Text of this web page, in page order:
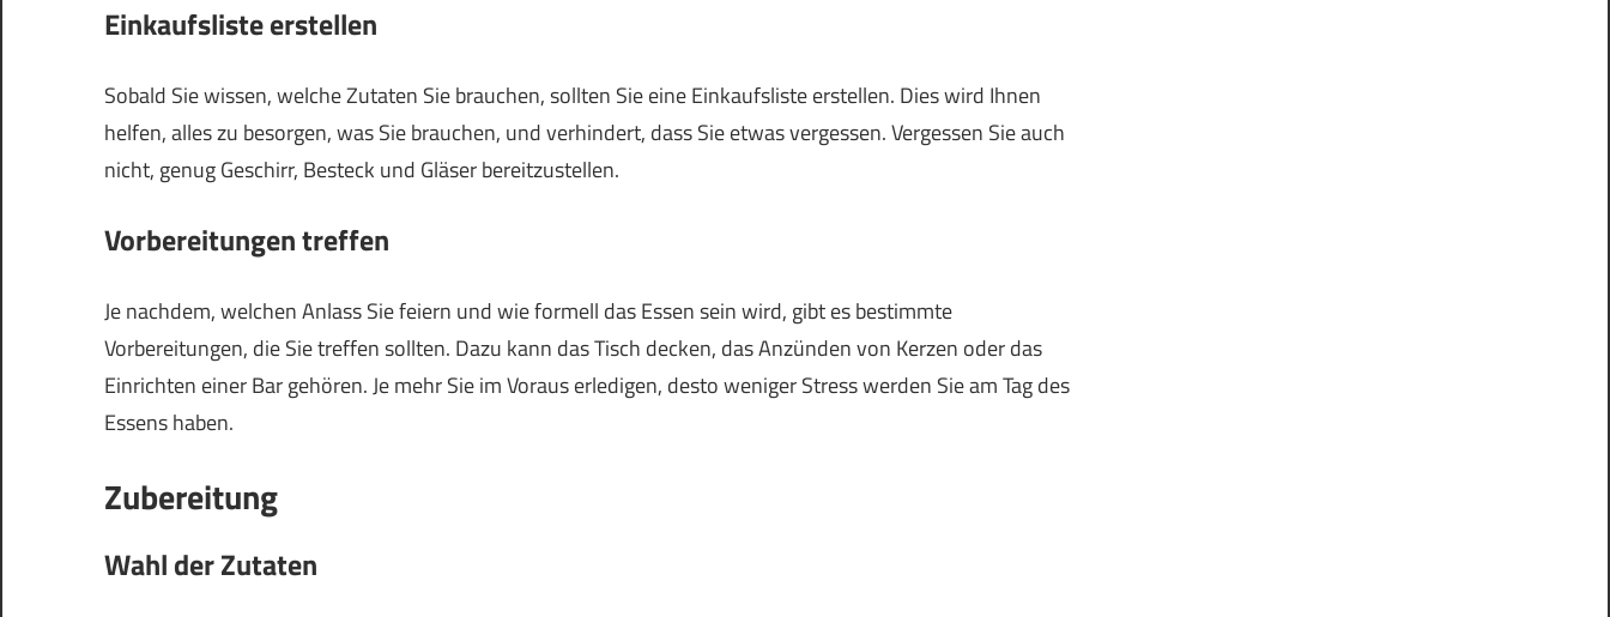
Einkaufsliste erstellen
Sobald Sie wissen, welche Zutaten Sie brauchen, sollten Sie eine Einkaufsliste erstellen. Dies wird Ihnen
helfen, alles zu besorgen, was Sie brauchen, und verhindert, dass Sie etwas vergessen. Vergessen Sie auch
nicht, genug Geschirr, Besteck und Gläser bereitzustellen.
Vorbereitungen treffen
Je nachdem, welchen Anlass Sie feiern und wie formell das Essen sein wird, gibt es bestimmte
Vorbereitungen, die Sie treffen sollten. Dazu kann das Tisch decken, das Anzünden von Kerzen oder das
Einrichten einer Bar gehören. Je mehr Sie im Voraus erledigen, desto weniger Stress werden Sie am Tag des
Essens haben.
Zubereitung
Wahl der Zutaten